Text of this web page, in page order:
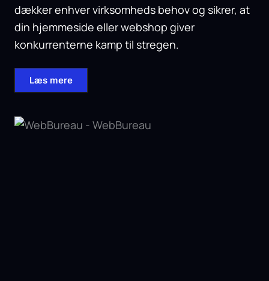
dækker enhver virksomheds behov og sikrer, at
din hjemmeside eller webshop giver
konkurrenterne kamp til stregen.
Læs mere